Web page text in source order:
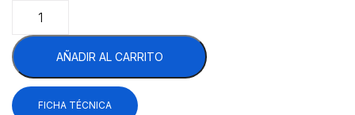
ARMD-
47-
SD
HC
Refrigerador
Vertical
AÑADIR AL CARRITO
FICHA TÉCNICA